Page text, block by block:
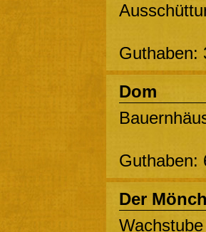
Guthaben:
Dom
Guthaben:
Der